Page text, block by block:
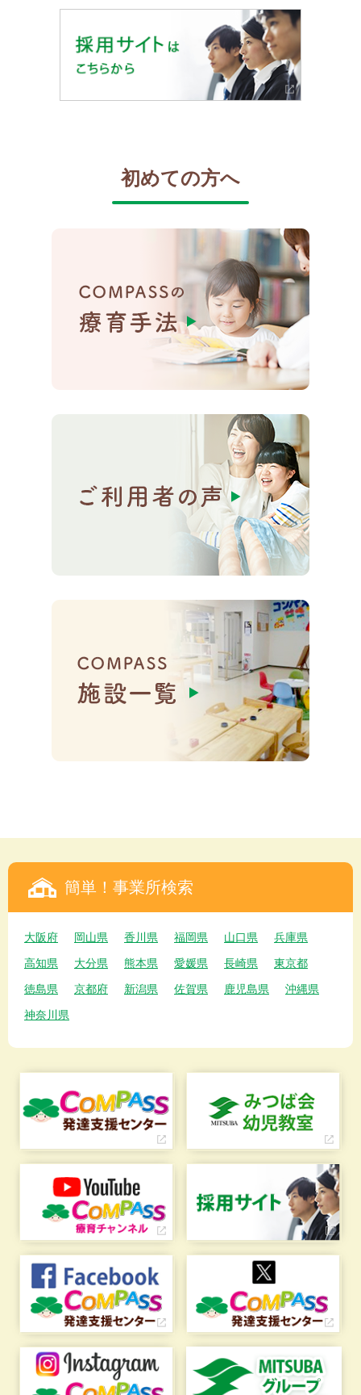
初めての方へ
簡単！事業所検索
大阪府 岡山県 香川県 福岡県 山口県
兵庫県
高知県
大分県 熊本県 愛媛県 長崎県
東京都
徳島県
京都府 新潟県 佐賀県 鹿児島県
沖縄県
神奈川県